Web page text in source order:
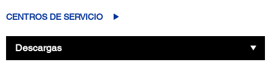
CENTROS DE SERVICIO
Descargas